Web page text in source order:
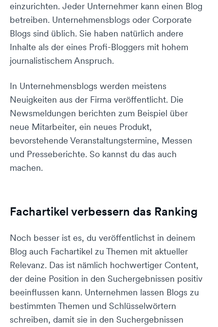
einzurichten. Jeder Unternehmer kann einen Blog
betreiben. Unternehmensblogs oder Corporate
Blogs sind üblich. Sie haben natürlich andere
Inhalte als der eines Profi-Bloggers mit hohem
journalistischem Anspruch.
In Unternehmensblogs werden meistens
Neuigkeiten aus der Firma veröffentlicht. Die
Newsmeldungen berichten zum Beispiel über
neue Mitarbeiter, ein neues Produkt,
bevorstehende Veranstaltungstermine, Messen
und Presseberichte. So kannst du das auch
machen.
Fachartikel verbessern das Ranking
Noch besser ist es, du veröffentlichst in deinem
Blog auch Fachartikel zu Themen mit aktueller
Relevanz. Das ist nämlich hochwertiger Content,
der deine Position in den Suchergebnissen positiv
beeinflussen kann. Unternehmen lassen Blogs zu
bestimmten Themen und Schlüsselwörtern
schreiben, damit sie in den Suchergebnissen